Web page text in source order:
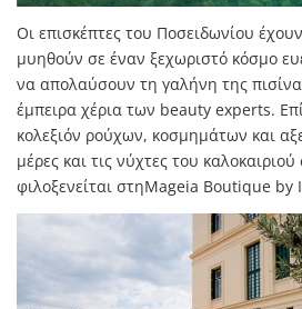
Οι επισκέπτες του Ποσειδωνίου
μυηθούν σε έναν ξεχωριστό κόσμο
να απολαύσουν τη γαλήνη της
έμπειρα χέρια των beauty experts.
κολεξιόν ρούχων, κοσμημάτων και
μέρες και τις νύχτες του καλοκαιριού
φιλοξενείται στηMageia Boutique